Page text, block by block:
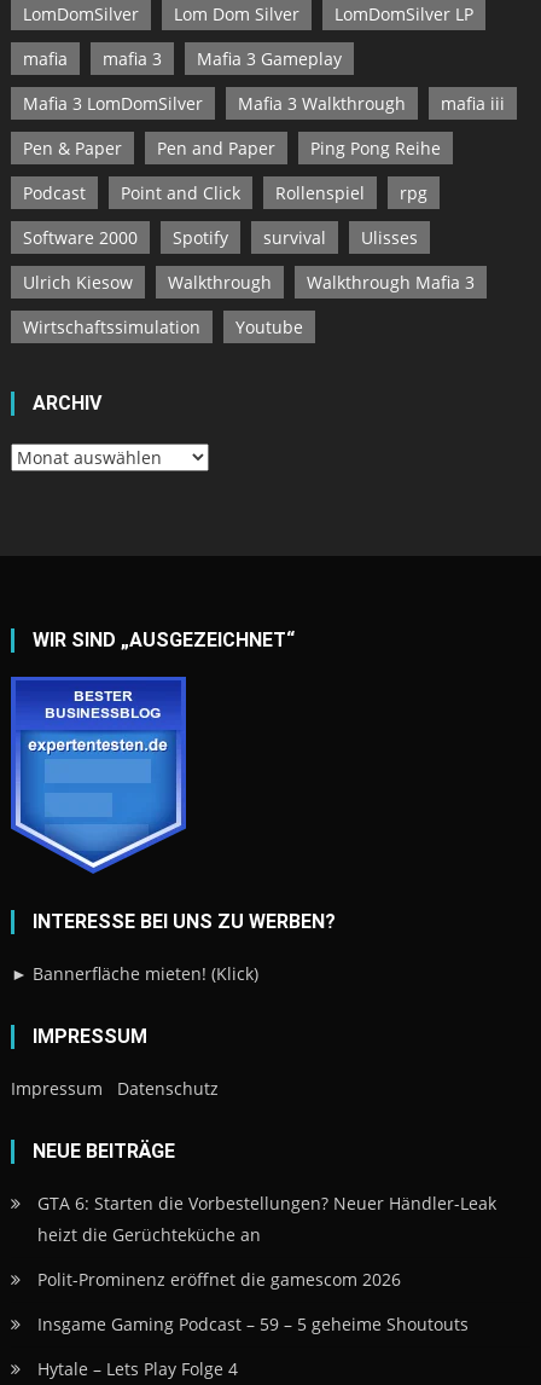
LomDomSilver
Lom Dom Silver
LomDomSilver LP
mafia
mafia 3
Mafia 3 Gameplay
Mafia 3 LomDomSilver
Mafia 3 Walkthrough
mafia iii
Pen & Paper
Pen and Paper
Ping Pong Reihe
Podcast
Point and Click Rollenspiel
rpg
Software 2000
Spotify survival
Ulisses
Ulrich Kiesow
Walkthrough
Walkthrough Mafia 3
Wirtschaftssimulation
Youtube
ARCHIV
Archiv
WIR SIND „AUSGEZEICHNET“
INTERESSE BEI UNS ZU WERBEN?
► Bannerfläche mieten! (Klick)
IMPRESSUM
Impressum Datenschutz
NEUE BEITRÄGE
GTA 6: Starten die Vorbestellungen? Neuer Händler-Leak
heizt die Gerüchteküche an
Polit-Prominenz eröffnet die gamescom 2026
Insgame Gaming Podcast – 59 – 5 geheime Shoutouts
Hytale – Lets Play Folge 4